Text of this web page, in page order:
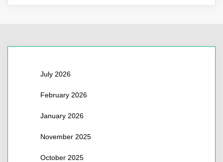
July 2026
February 2026
January 2026
November 2025
October 2025